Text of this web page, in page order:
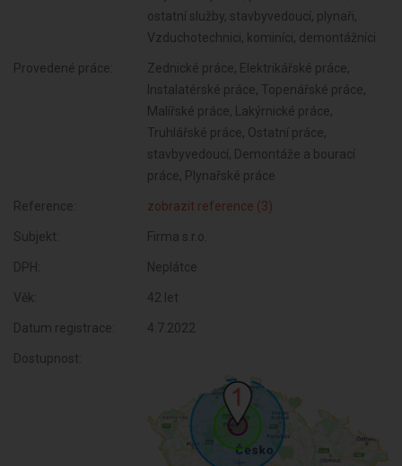
ostatní služby, stavbyvedoucí, plynaři,
Vzduchotechnici, kominíci, demontážníci
Provedené práce:
Zednické práce, Elektrikářské práce,
Instalatérské práce, Topenářské práce,
Malířské práce, Lakýrnické práce,
Truhlářské práce, Ostatní práce,
stavbyvedoucí, Demontáže a bourací
práce, Plynařské práce
Reference: zobrazit reference (3)
Subjekt: Firma s.r.o.
DPH: Neplátce
Věk: 42 let
Datum registrace: 4.7.2022
Dostupnost: